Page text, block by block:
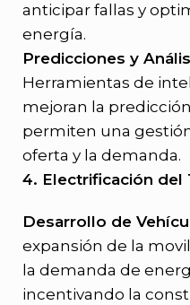
anticipar fallas y
energía.
Predicciones y
Herramientas de
mejoran la
permiten una
oferta y la demanda.
4. Electrificación del
Desarrollo de
expansión de la
la demanda de
incentivando la